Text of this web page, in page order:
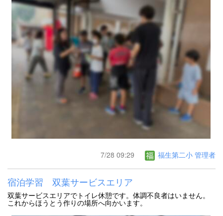
7/28 09:29 福生第二小 管理者
宿泊学習 双葉サービスエリア
双葉サービスエリアでトイレ休憩です。体調不良者はいません。
これからほうとう作りの場所へ向かいます。